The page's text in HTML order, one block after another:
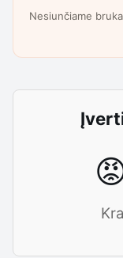
Nesiunčiame